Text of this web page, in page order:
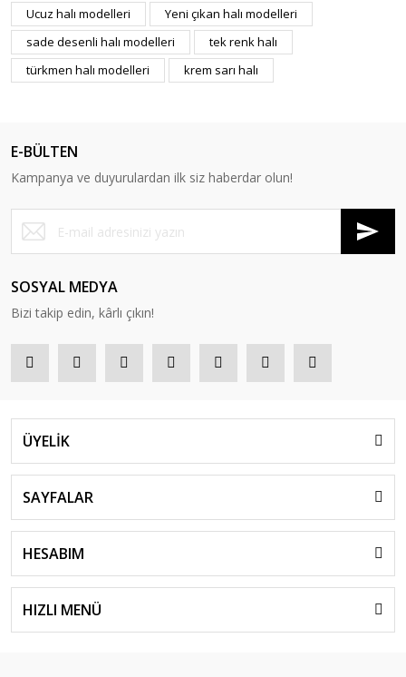
Ucuz halı modelleri
Yeni çıkan halı modelleri
sade desenli halı modelleri
tek renk halı
türkmen halı modelleri
krem sarı halı
E-BÜLTEN
Kampanya ve duyurulardan ilk siz haberdar olun!
SOSYAL MEDYA
Bizi takip edin, kârlı çıkın!
ÜYELİK
SAYFALAR
HESABIM
HIZLI MENÜ